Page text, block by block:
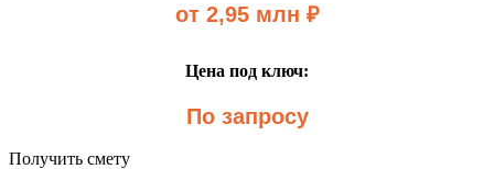
от 2,95 млн ₽
Цена под ключ:
По запросу
Получить смету